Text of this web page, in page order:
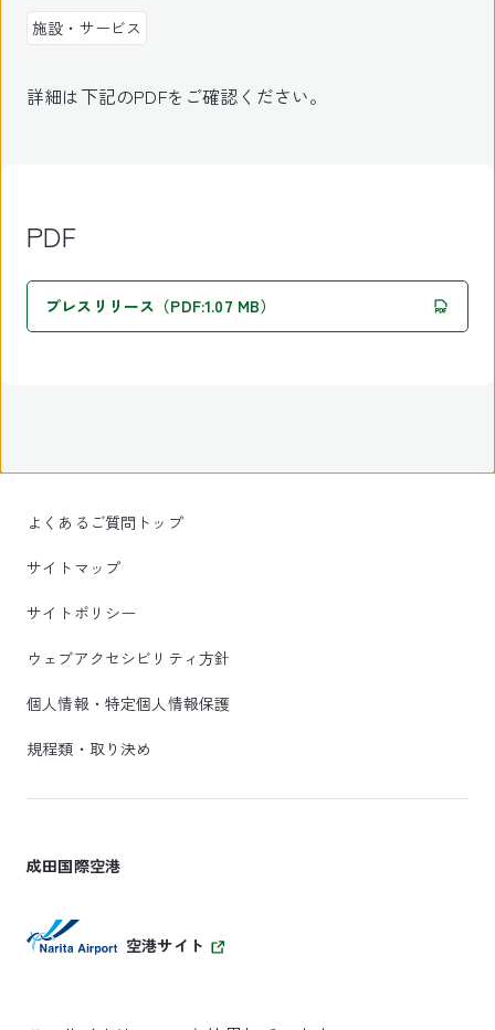
施設・サービス
詳細は下記のPDFをご確認ください。
PDF
プレスリリース（PDF:1.07 MB）
よくあるご質問トップ
サイトマップ
サイトポリシー
ウェブアクセシビリティ方針
個人情報・特定個人情報保護
規程類・取り決め
成田国際空港
空港サイト